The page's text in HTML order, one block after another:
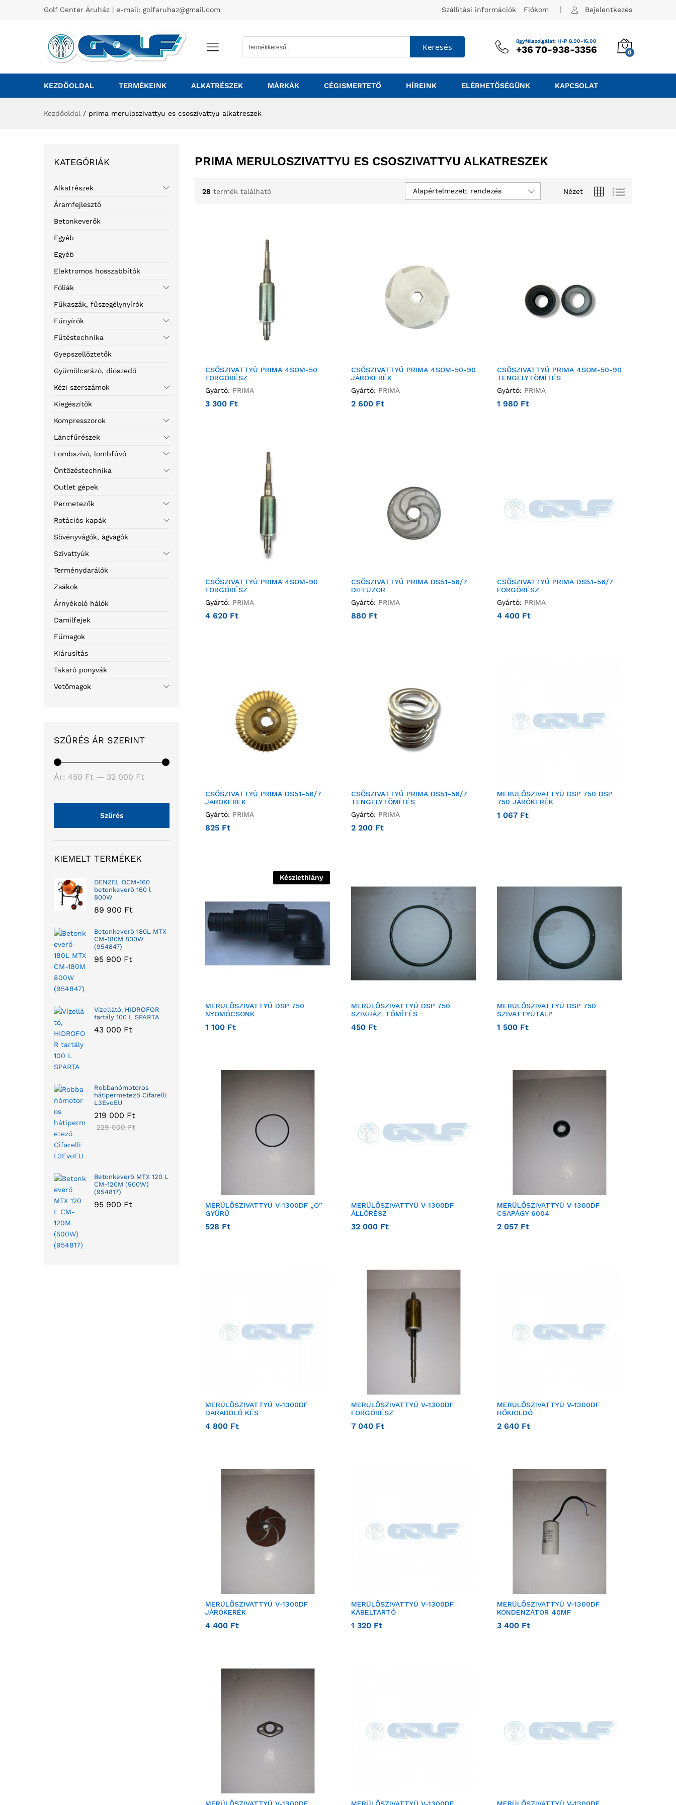
Golf Center Áruház | e-mail: golfaruhaz@gmail.com Szállítási információk Fiókom Bejelentkezés
Keresés
ügyfélszolgálat: H-P 8.00-16.00
+36 70-938-3356 0
KEZDŐOLDAL TERMÉKEINK ALKATRÉSZEK MÁRKÁK CÉGISMERTETŐ HÍREINK ELÉRHETŐSÉGÜNK KAPCSOLAT
Kezdőoldal / prima meruloszivattyu es csoszivattyu alkatreszek
PRIMA MERULOSZIVATTYU ES CSOSZIVATTYU ALKATRESZEK
28 termék található Nézet
Alapértelmezett rendezés
CSŐSZIVATTYÚ PRIMA 4SOM-50
FORGÓRÉSZ
Gyártó: PRIMA
3 300 Ft
CSŐSZIVATTYÚ PRIMA 4SOM-50-90
JÁRÓKERÉK
Gyártó: PRIMA
2 600 Ft
CSŐSZIVATTYÚ PRIMA 4SOM-50-90
TENGELYTÖMÍTÉS
Gyártó: PRIMA
1 980 Ft
CSŐSZIVATTYÚ PRIMA 4SOM-90
FORGÓRÉSZ
Gyártó: PRIMA
4 620 Ft
CSŐSZIVATTYÚ PRIMA DS5.1-56/7
DIFFUZOR
Gyártó: PRIMA
880 Ft
CSŐSZIVATTYÚ PRIMA DS5.1-56/7
FORGÓRÉSZ
Gyártó: PRIMA
4 400 Ft
CSŐSZIVATTYÚ PRIMA DS5.1-56/7
JAROKEREK
Gyártó: PRIMA
825 Ft
CSŐSZIVATTYÚ PRIMA DS5.1-56/7
TENGELYTÖMÍTÉS
Gyártó: PRIMA
2 200 Ft
MERÜLŐSZIVATTYÚ DSP 750 DSP
750 JÁRÓKERÉK
1 067 Ft
Készlethiány
MERÜLŐSZIVATTYÚ DSP 750
NYOMÓCSONK
1 100 Ft
MERÜLŐSZIVATTYÚ DSP 750
SZIV.HÁZ. TÖMÍTÉS
450 Ft
MERÜLŐSZIVATTYÚ DSP 750
SZIVATTYÚTALP
1 500 Ft
MERÜLŐSZIVATTYÚ V-1300DF „O”
GYŰRŰ
528 Ft
MERÜLŐSZIVATTYÚ V-1300DF
ÁLLÓRÉSZ
32 000 Ft
MERÜLŐSZIVATTYÚ V-1300DF
CSAPÁGY 6004
2 057 Ft
MERÜLŐSZIVATTYÚ V-1300DF
DARABOLÓ KÉS
4 800 Ft
MERÜLŐSZIVATTYÚ V-1300DF
FORGÓRÉSZ
7 040 Ft
MERÜLŐSZIVATTYÚ V-1300DF
HŐKIOLDÓ
2 640 Ft
MERÜLŐSZIVATTYÚ V-1300DF
JÁRÓKERÉK
4 400 Ft
MERÜLŐSZIVATTYÚ V-1300DF
KÁBELTARTÓ
1 320 Ft
MERÜLŐSZIVATTYÚ V-1300DF
KONDENZÁTOR 40MF
3 400 Ft
KATEGÓRIÁK
Alkatrészek
Áramfejlesztő
Betonkeverők
Egyéb
Egyéb
Elektromos hosszabbítók
Fóliák
Fűkaszák, fűszegélynyírók
Fűnyírók
Fűtéstechnika
Gyepszellőztetők
Gyümölcsrázó, diószedő
Kézi szerszámok
Kiegészítők
Kompresszorok
Láncfűrészek
Lombszívó, lombfúvó
Öntözéstechnika
Outlet gépek
Permetezők
Rotációs kapák
Sövényvágók, ágvágók
Szivattyúk
Terménydarálók
Zsákok
Árnyékoló hálók
Damilfejek
Fűmagok
Kiárusítás
Takaró ponyvák
Vetőmagok
SZŰRÉS ÁR SZERINT
Szűrés
Ár: 450 Ft — 32 000 Ft
KIEMELT TERMÉKEK
DENZEL DCM-160
betonkeverő 160 l
800W
89 900 Ft
Betonkeverő 180L MTX
CM-180M 800W
(954847)
95 900 Ft
Vízellátó, HIDROFOR
tartály 100 L SPARTA
43 000 Ft
Robbanómotoros
hátipermetező Cifarelli
L3EvoEU
219 000 Ft
229 000Ft
Betonkeverő MTX 120 L
CM-120M (500W)
(954817)
95 900 Ft